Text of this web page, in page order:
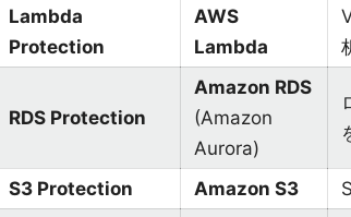
Lambda
Protection
AWS
Lambda
RDS Protection
Amazon RDS
(Amazon
Aurora)
S3 Protection Amazon S3